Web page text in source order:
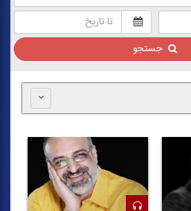
جستجو